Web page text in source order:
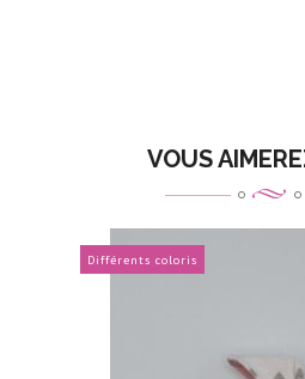
VOUS
Différents coloris